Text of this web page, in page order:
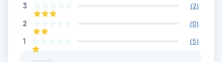
Fransar
Fransborttagning
3 (2)
2 (0)
1 (5)